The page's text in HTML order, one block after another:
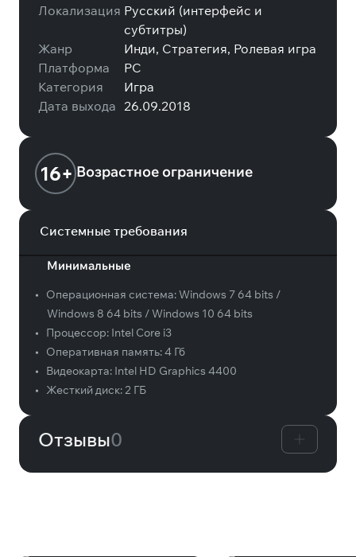
Локализация Русский (интерфейс и
субтитры)
Жанр
Инди, Стратегия, Ролевая игра
Платформа
PC
Категория
Игра
Дата выхода 26.09.2018
16+ Возрастное ограничение
Системные требования
Минимальные
• Операционная система:Windows 7 64 bits /
Windows 8 64 bits / Windows 10 64 bits
•
Процессор: Intel Core i3
•
Оперативная память:4 Гб
•
Видеокарта: Intel HD Graphics 4400
•
Жесткий диск:2 ГБ
Отзывы0